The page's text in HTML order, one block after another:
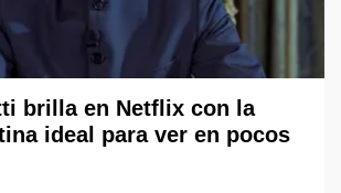
brilla en Netflix con la
ideal para ver en pocos